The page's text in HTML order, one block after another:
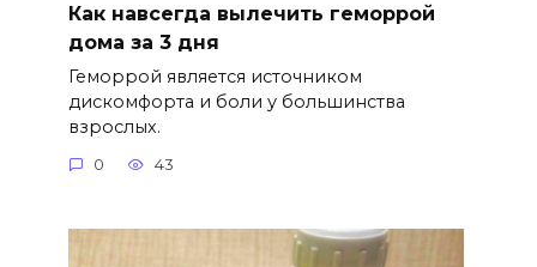
Как навсегда вылечить геморрой
дома за 3 дня
Геморрой является источником
дискомфорта и боли у большинства
взрослых.
0 43